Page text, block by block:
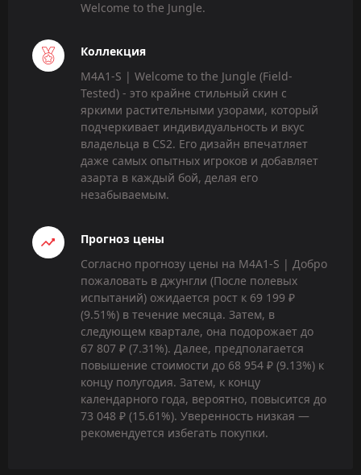
Welcome to the Jungle.
Коллекция
M4A1-S | Welcome to the Jungle (Field-
Tested) - это крайне стильный скин с
яркими растительными узорами, который
подчеркивает индивидуальность и вкус
владельца в CS2. Его дизайн впечатляет
даже самых опытных игроков и добавляет
азарта в каждый бой, делая его
незабываемым.
Прогноз цены
Согласно прогнозу цены на M4A1-S | Добро
пожаловать в джунгли (После полевых
испытаний) ожидается рост к 69 199 ₽
(9.51%) в течение месяца. Затем, в
следующем квартале, она подорожает до
67 807 ₽ (7.31%). Далее, предполагается
повышение стоимости до 68 954 ₽ (9.13%) к
концу полугодия. Затем, к концу
календарного года, вероятно, повысится до
73 048 ₽ (15.61%). Уверенность низкая —
рекомендуется избегать покупки.